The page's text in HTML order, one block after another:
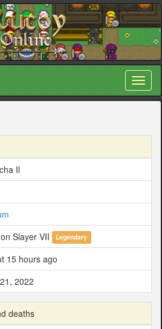
Il
Slayer VII Legendary
15 hours ago
2022
deaths